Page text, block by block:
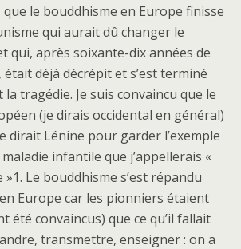
le bouddhisme en Europe finisse
qui aurait dû changer le
qui, après soixante-dix années de
déjà décrépit et s’est terminé
tragédie. Je suis convaincu que le
(je dirais occidental en général)
dirait Lénine pour garder l’exemple
infantile que j’appellerais «
»1. Le bouddhisme s’est répandu
Europe car les pionniers étaient
été convaincus) que ce qu’il fallait
transmettre, enseigner : on a